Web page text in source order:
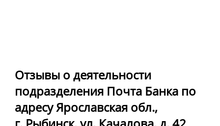
Отзывы о деятельности
подразделения Почта Банка по
адресу Ярославская обл.,